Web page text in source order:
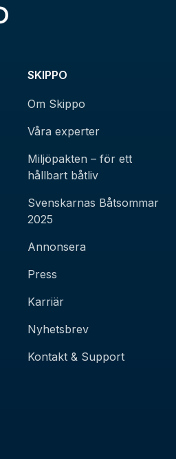
SKIPPO
Om Skippo
Våra experter
Miljöpakten – för ett
hållbart båtliv
Svenskarnas Båtsommar
2025
Annonsera
Press
Karriär
Nyhetsbrev
Kontakt & Support